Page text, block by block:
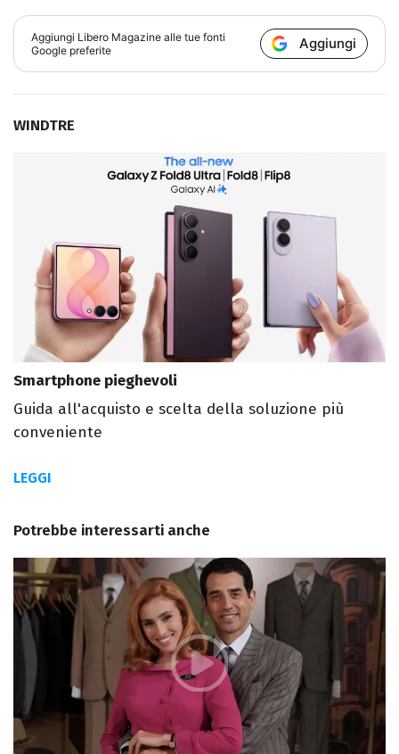
Aggiungi Libero Magazine alle tue fonti
Google preferite
Aggiungi
WINDTRE
Smartphone pieghevoli
Guida all'acquisto e scelta della soluzione più
conveniente
LEGGI
Potrebbe interessarti anche